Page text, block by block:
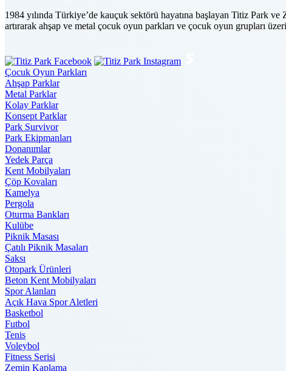
1984 yılında Türkiye’de kauçuk sektörü hayatına başlayan Titiz Park
artırarak ahşap ve metal çocuk oyun parkları ve çocuk oyun grupları
Çocuk Oyun Parkları
Ahşap Parklar
Metal Parklar
Kolay Parklar
Konsept Parklar
Park Survivor
Park Ekipmanları
Donanımlar
Yedek Parça
Kent Mobilyaları
Çöp Kovaları
Kamelya
Pergola
Oturma Bankları
Kulübe
Piknik Masası
Çatılı Piknik Masaları
Saksı
Otopark Ürünleri
Beton Kent Mobilyaları
Spor Alanları
Açık Hava Spor Aletleri
Basketbol
Futbol
Tenis
Voleybol
Fitness Serisi
Zemin Kaplama